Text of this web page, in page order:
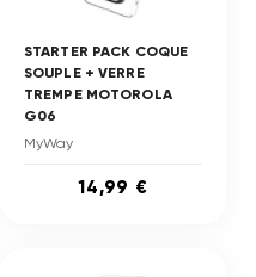
STARTER PACK COQUE
SOUPLE + VERRE
TREMPE MOTOROLA
G06
MyWay
14,99 €